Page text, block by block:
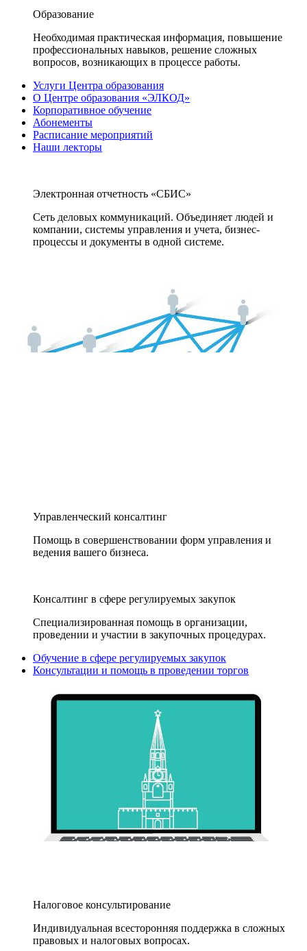
Образование
Необходимая практическая информация, повышение
профессиональных навыков, решение сложных
вопросов, возникающих в процессе работы.
Услуги Центра образования
О Центре образования «ЭЛКОД»
Корпоративное обучение
Абонементы
Расписание мероприятий
Наши лекторы
Электронная отчетность «СБИС»
Сеть деловых коммуникаций. Объединяет людей и
компании, системы управления и учета, бизнес-
процессы и документы в одной системе.
Управленческий консалтинг
Помощь в совершенствовании форм управления и
ведения вашего бизнеса.
Консалтинг в сфере регулируемых закупок
Специализированная помощь в организации,
проведении и участии в закупочных процедурах.
Обучение в сфере регулируемых закупок
Консультации и помощь в проведении торгов
Налоговое консультирование
Индивидуальная всесторонняя поддержка в сложных
правовых и налоговых вопросах.